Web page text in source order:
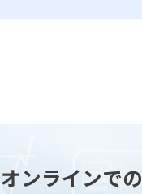
オンラインでの